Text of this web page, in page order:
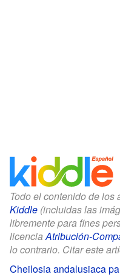
Todo el contenido de los
Kiddle (incluidas las
libremente para fines
licenciaAtribución-
lo contrario. Citar este
Cheilosia andalusiaca